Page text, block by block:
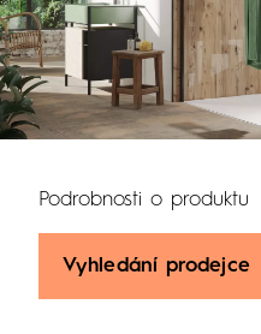
Podrobnosti o produktu
Vyhledání prodejce